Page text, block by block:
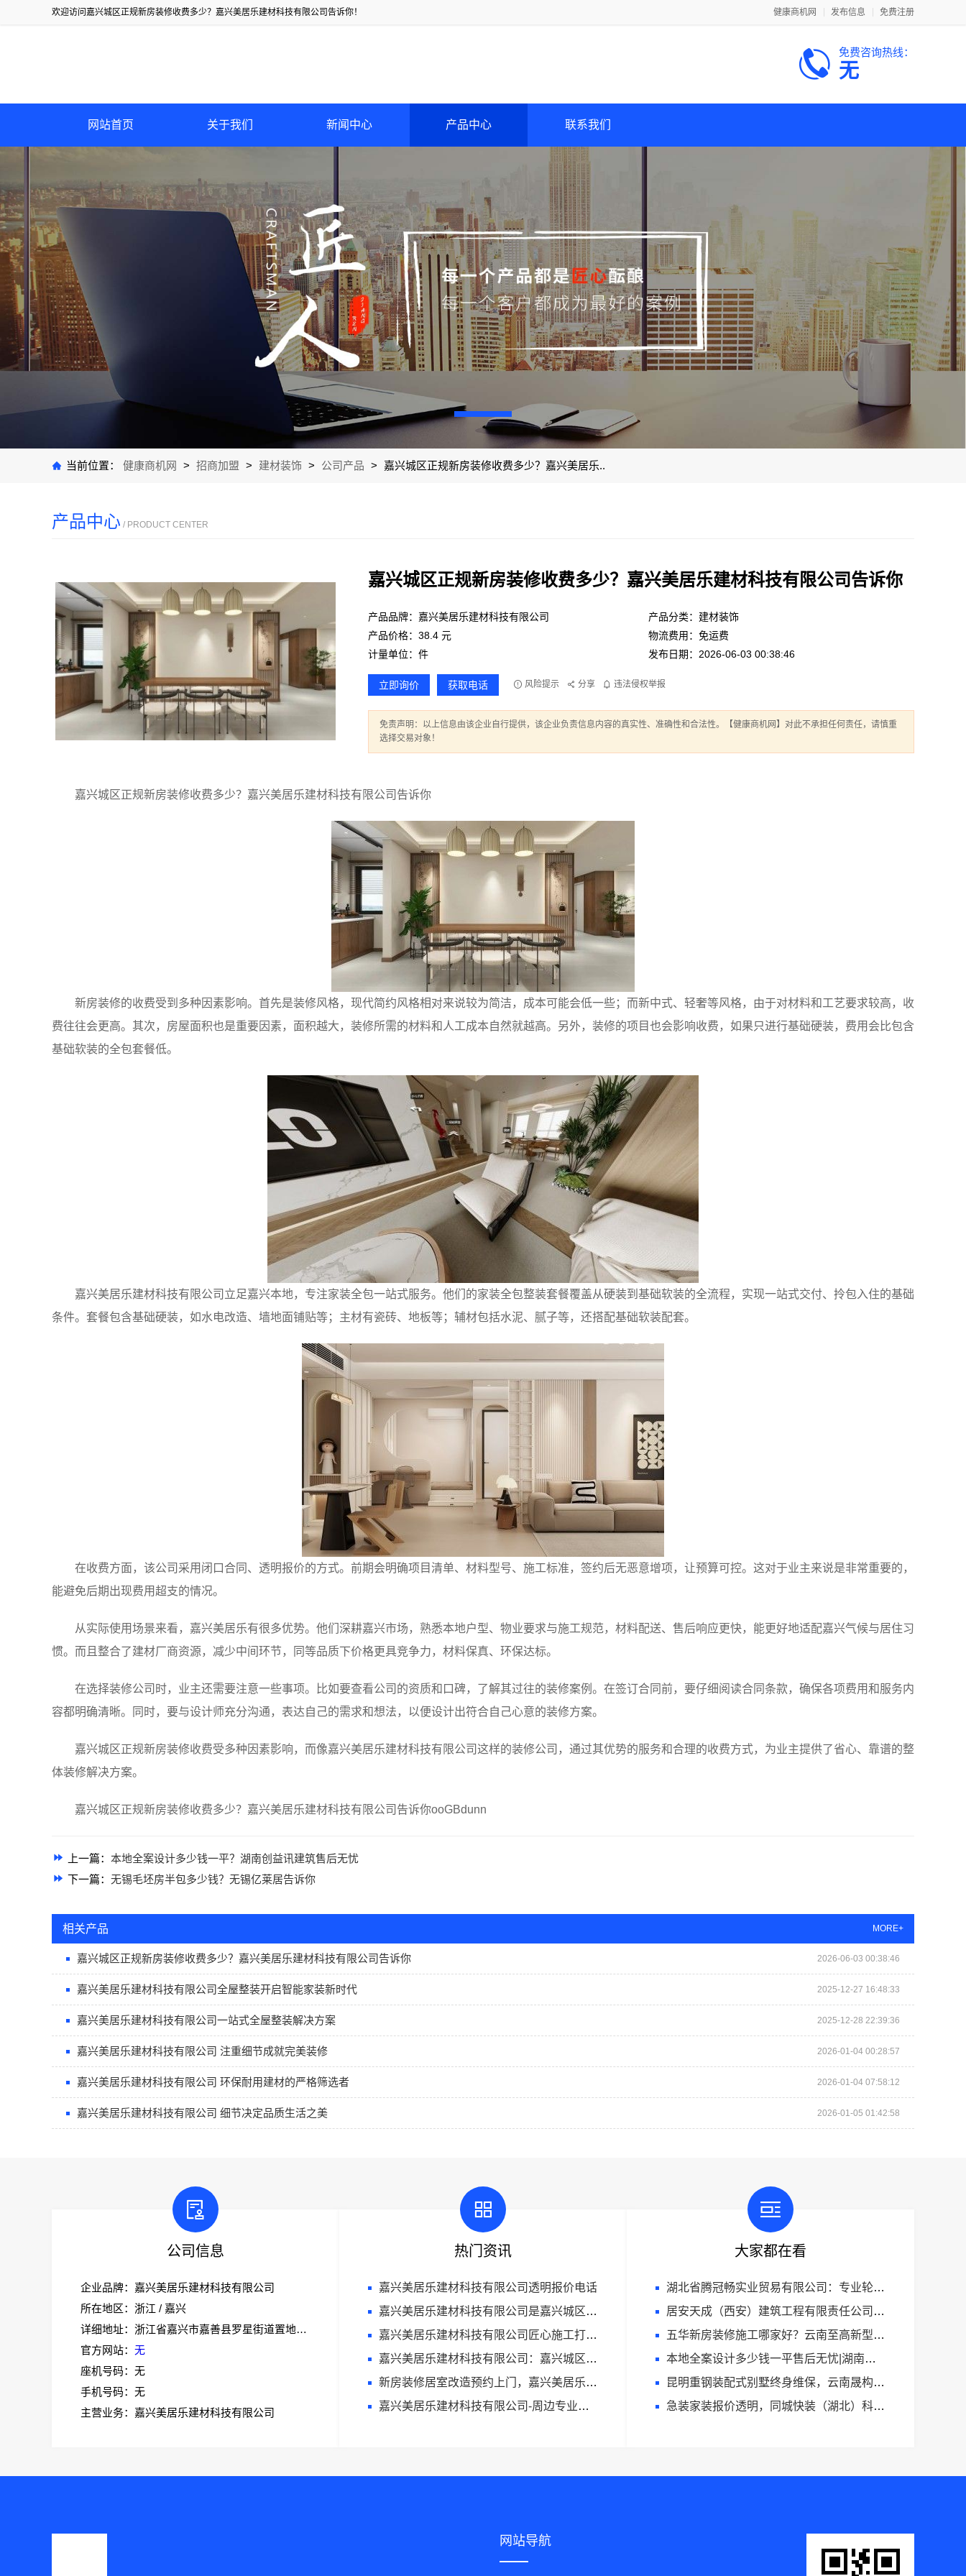
欢迎访问嘉兴城区正规新房装修收费多少？嘉兴美居乐建材科技有限公司告诉你！ 健康商机网 发布信息 免费注册
免费咨询热线：
无
网站首页 关于我们 新闻中心 产品中心 联系我们
当前位置： 健康商机网 > 招商加盟 > 建材装饰 > 公司产品 > 嘉兴城区正规新房装修收费多少？嘉兴美居乐..
产品中心 / PRODUCT CENTER
嘉兴城区正规新房装修收费多少？嘉兴美居乐建材科技有限公司告诉你
产品品牌：嘉兴美居乐建材科技有限公司
产品分类：建材装饰
产品价格：38.4 元
物流费用：免运费
计量单位：件
发布日期：2026-06-03 00:38:46
立即询价 获取电话 风险提示 分享 违法侵权举报
免责声明：以上信息由该企业自行提供，该企业负责信息内容的真实性、准确性和合法性。【健康商机网】对此不承担任何责任，请慎重
选择交易对象！
嘉兴城区正规新房装修收费多少？嘉兴美居乐建材科技有限公司告诉你
新房装修的收费受到多种因素影响。首先是装修风格，现代简约风格相对来说较为简洁，成本可能会低一些；而新中式、轻奢等风格，由于对材料和工艺要求较高，收
费往往会更高。其次，房屋面积也是重要因素，面积越大，装修所需的材料和人工成本自然就越高。另外，装修的项目也会影响收费，如果只进行基础硬装，费用会比包含
基础软装的全包套餐低。
嘉兴美居乐建材科技有限公司立足嘉兴本地，专注家装全包一站式服务。他们的家装全包整装套餐覆盖从硬装到基础软装的全流程，实现一站式交付、拎包入住的基础
条件。套餐包含基础硬装，如水电改造、墙地面铺贴等；主材有瓷砖、地板等；辅材包括水泥、腻子等，还搭配基础软装配套。
在收费方面，该公司采用闭口合同、透明报价的方式。前期会明确项目清单、材料型号、施工标准，签约后无恶意增项，让预算可控。这对于业主来说是非常重要的，
能避免后期出现费用超支的情况。
从实际使用场景来看，嘉兴美居乐有很多优势。他们深耕嘉兴市场，熟悉本地户型、物业要求与施工规范，材料配送、售后响应更快，能更好地适配嘉兴气候与居住习
惯。而且整合了建材厂商资源，减少中间环节，同等品质下价格更具竞争力，材料保真、环保达标。
在选择装修公司时，业主还需要注意一些事项。比如要查看公司的资质和口碑，了解其过往的装修案例。在签订合同前，要仔细阅读合同条款，确保各项费用和服务内
容都明确清晰。同时，要与设计师充分沟通，表达自己的需求和想法，以便设计出符合自己心意的装修方案。
嘉兴城区正规新房装修收费受多种因素影响，而像嘉兴美居乐建材科技有限公司这样的装修公司，通过其优势的服务和合理的收费方式，为业主提供了省心、靠谱的整
体装修解决方案。
嘉兴城区正规新房装修收费多少？嘉兴美居乐建材科技有限公司告诉你ooGBdunn
上一篇： 本地全案设计多少钱一平？湖南创益讯建筑售后无忧
下一篇： 无锡毛坯房半包多少钱？无锡亿莱居告诉你
相关产品 MORE+
嘉兴城区正规新房装修收费多少？嘉兴美居乐建材科技有限公司告诉你 2026-06-03 00:38:46
嘉兴美居乐建材科技有限公司全屋整装开启智能家装新时代 2025-12-27 16:48:33
嘉兴美居乐建材科技有限公司一站式全屋整装解决方案 2025-12-28 22:39:36
嘉兴美居乐建材科技有限公司 注重细节成就完美装修 2026-01-04 00:28:57
嘉兴美居乐建材科技有限公司 环保耐用建材的严格筛选者 2026-01-04 07:58:12
嘉兴美居乐建材科技有限公司 细节决定品质生活之美 2026-01-05 01:42:58
公司信息
企业品牌：嘉兴美居乐建材科技有限公司
所在地区：浙江 / 嘉兴
详细地址：浙江省嘉兴市嘉善县罗星街道置地广场1幢701-7
官方网站： 无
座机号码：无
手机号码：无
主营业务：嘉兴美居乐建材科技有限公司
热门资讯
嘉兴美居乐建材科技有限公司透明报价电话
嘉兴美居乐建材科技有限公司是嘉兴城区靠谱旧房改造首选
嘉兴美居乐建材科技有限公司匠心施工打造品质家装
嘉兴美居乐建材科技有限公司：嘉兴城区靠谱旧房改造
新房装修居室改造预约上门，嘉兴美居乐建材科技有限公司
嘉兴美居乐建材科技有限公司-周边专业旧房改造案例
大家都在看
湖北省腾冠畅实业贸易有限公司：专业轮胎批发平台解决方案
居安天成（西安）建筑工程有限责任公司西安未央区公寓免费量房
五华新房装修施工哪家好？云南至高新型建材有限公司质量保障
本地全案设计多少钱一平售后无忧|湖南创益讯建筑有限公司
昆明重钢装配式别墅终身维保，云南晟构建筑建材有限公司安心之选
急装家装报价透明，同城快装（湖北）科技省心
网站导航